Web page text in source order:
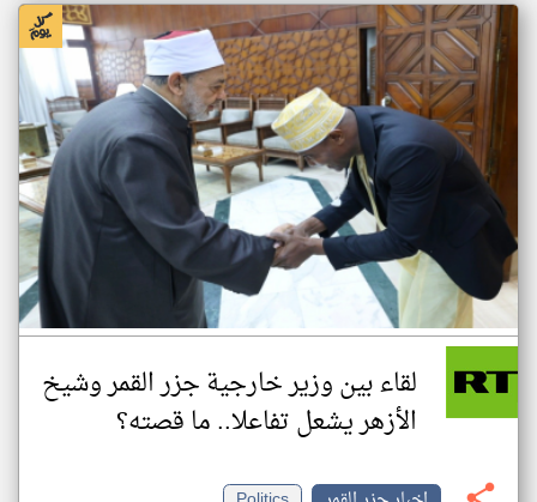
لقاء بين وزير خارجية جزر القمر وشيخ
الأزهر يشعل تفاعلا.. ما قصته؟